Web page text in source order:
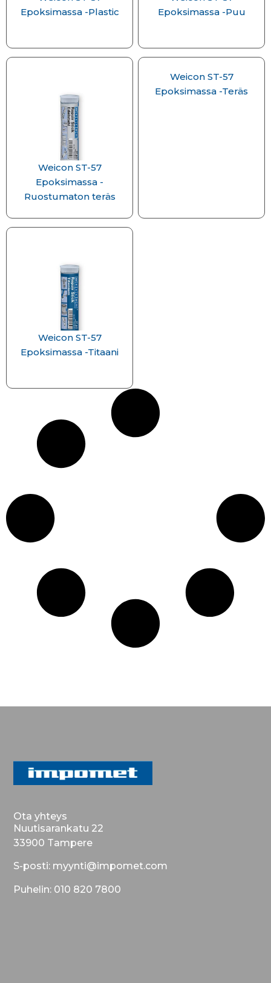
Epoksimassa -Plastic
Epoksimassa -Puu
Weicon ST-57
Epoksimassa -
Ruostumaton teräs
Weicon ST-57
Epoksimassa -Teräs
Weicon ST-57
Epoksimassa -Titaani
Ota yhteys
Nuutisarankatu 22
33900 Tampere
S-posti: myynti@impomet.com
Puhelin: 010 820 7800